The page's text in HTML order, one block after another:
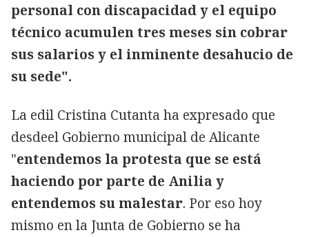
personal con discapacidad y el equipo
técnico acumulen tres meses sin cobrar
sus salarios y el inminente desahucio de
su sede".
La edil Cristina Cutanta ha expresado que
desdeel Gobierno municipal de Alicante
"entendemos la protesta que se está
haciendo por parte de Anilia y
entendemos su malestar. Por eso hoy
mismo en la Junta de Gobierno se ha